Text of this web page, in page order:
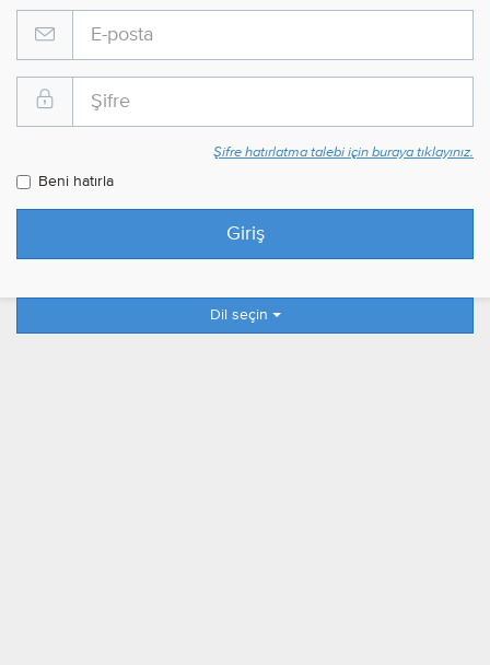
Şifre hatırlatma talebi için buraya tıklayınız.
Beni hatırla
Dil seçin